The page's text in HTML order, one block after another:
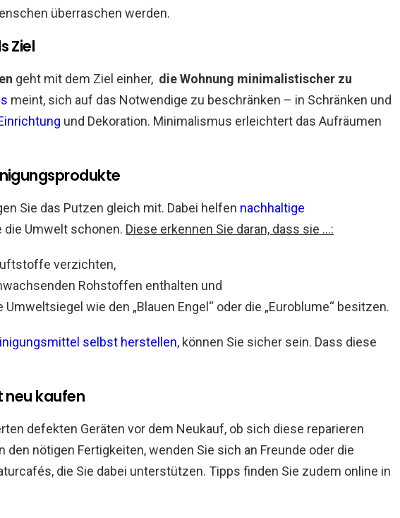
überraschen werden.
Ziel
geht mit dem Ziel einher, die Wohnung minimalistischer zu
meint, sich auf das Notwendige zu beschränken – in Schränken und
und Dekoration. Minimalismus erleichtert das Aufräumen
Sie das Putzen gleich mit. Dabei helfen nachhaltige
die Umwelt schonen. Diese erkennen Sie daran, dass sie …:
verzichten,
Rohstoffen enthalten und
wie den „Blauen Engel“ oder die „Euroblume“ besitzen.
selbst herstellen, können Sie sicher sein. Dass diese
kaufen
defekten Geräten vor dem Neukauf, ob sich diese reparieren
den nötigen Fertigkeiten, wenden Sie sich an Freunde oder die
die Sie dabei unterstützen. Tipps finden Sie zudem online in